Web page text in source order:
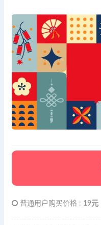
普通用户购买价格 : 19元